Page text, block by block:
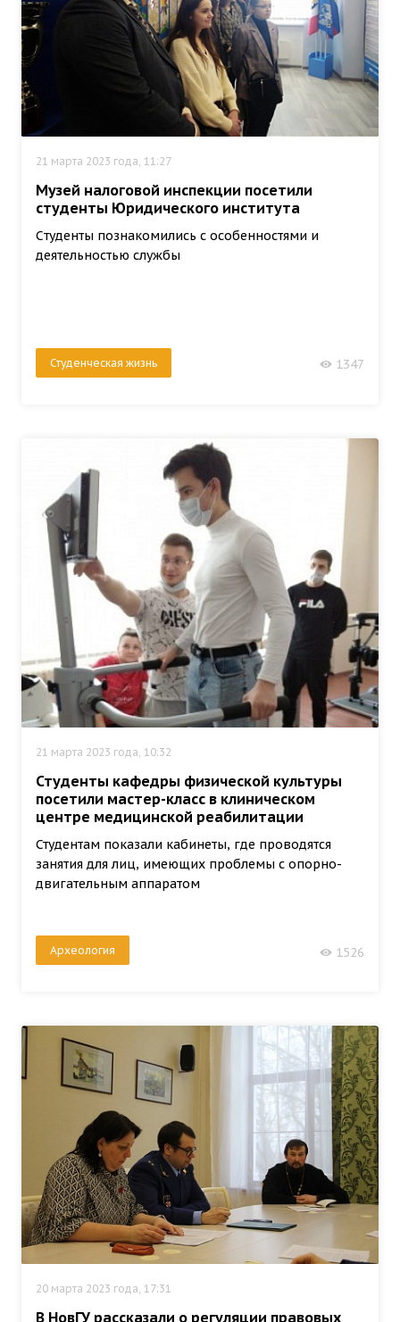
21 марта 2023 года, 11:27
Музей налоговой инспекции посетили
студенты Юридического института
Cтуденты познакомились с особенностями и
деятельностью службы
Студенческая жизнь 1347
21 марта 2023 года, 10:32
Студенты кафедры физической культуры
посетили мастер-класс в клиническом
центре медицинской реабилитации
Студентам показали кабинеты, где проводятся
занятия для лиц, имеющих проблемы с опорно-
двигательным аппаратом
Археология 1526
20 марта 2023 года, 17:31
В НовГУ рассказали о регуляции правовых